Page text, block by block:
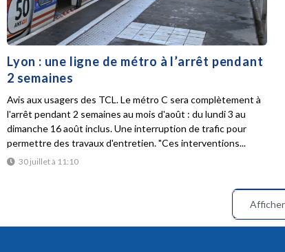
Lyon : une ligne de métro à l’arrêt pendant
2 semaines
30 juillet à 11:10
Avis aux usagers des TCL. Le métro C sera complètement à
l'arrêt pendant 2 semaines au mois d'août : du lundi 3 au
dimanche 16 août inclus. Une interruption de trafic pour
permettre des travaux d'entretien. "Ces interventions...